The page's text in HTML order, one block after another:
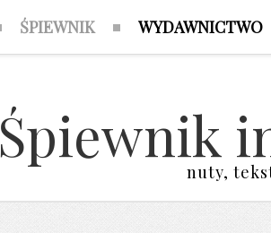
ŚPIEWNIK WYDAWNICTWO
Śpiewnik
nuty,